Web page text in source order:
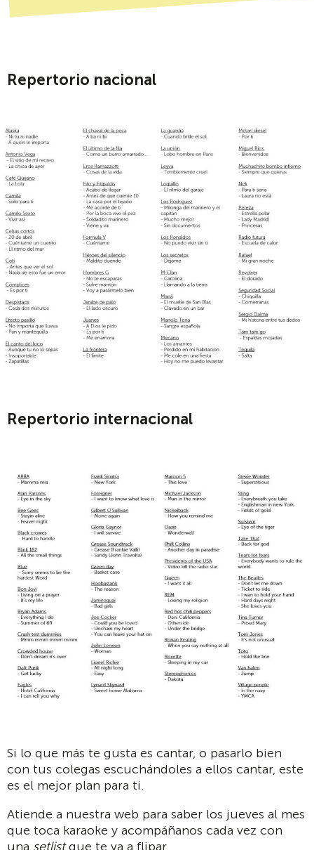
Repertorio nacional
Repertorio internacional
Si lo que más te gusta es cantar, o pasarlo bien
con tus colegas escuchándoles a ellos cantar, este
es el mejor plan para ti.
Atiende a nuestra web para saber los jueves al mes
que toca karaoke y acompáñanos cada vez con
una setlistque te va a flipar.